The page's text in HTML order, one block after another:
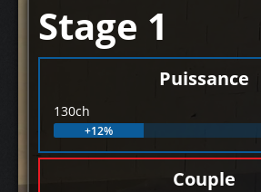
Stage 1
Puissance
130ch
+12%
Couple